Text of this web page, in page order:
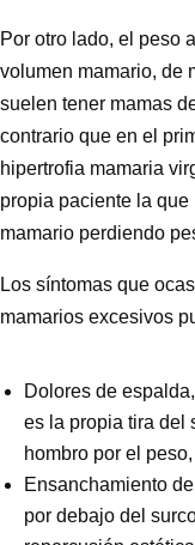
Por otro lado, el peso
volumen mamario, de
suelen tener mamas
contrario que en el
hipertrofia mamaria
propia paciente la
mamario perdiendo
Los síntomas que
mamarios excesivos
Dolores de
es la propia tira del
hombro por el
Ensanchamiento
por debajo del